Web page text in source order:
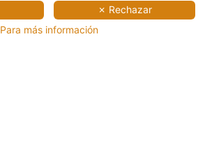
✗ Rechazar
Para más información